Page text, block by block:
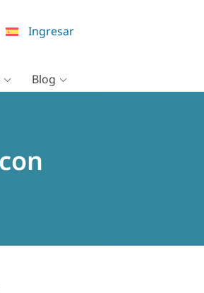
Ingresar
Blog